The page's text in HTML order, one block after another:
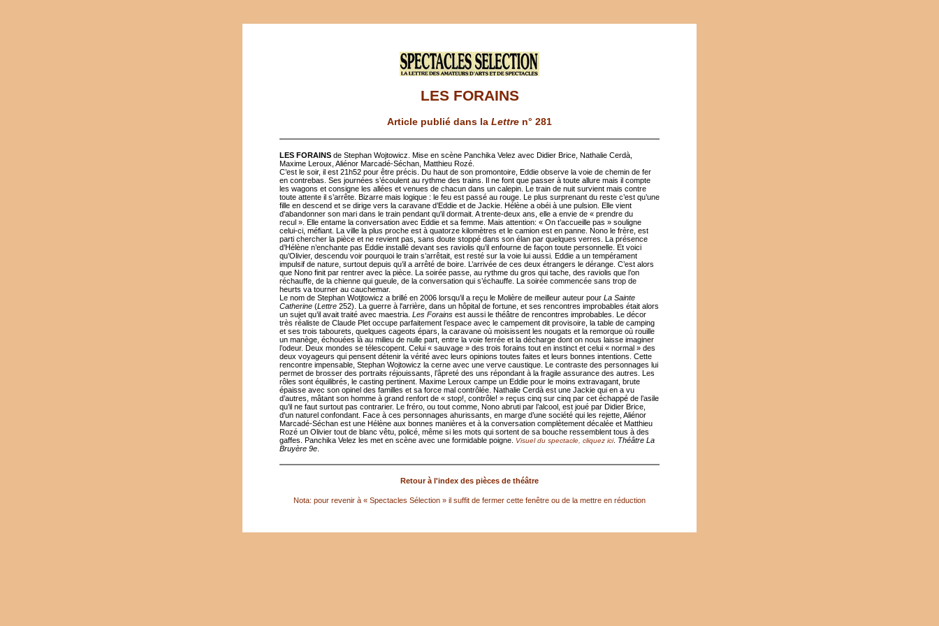
LES FORAINS
Article publié dans la Lettre n° 281
LES FORAINS de Stephan Wojtowicz. Mise en scène Panchika Velez avec Didier Brice, Nathalie Cerdà,
Maxime Leroux, Aliénor Marcadé-Séchan, Matthieu Rozé.
C’est le soir, il est 21h52 pour être précis. Du haut de son promontoire, Eddie observe la voie de chemin de fer
en contrebas. Ses journées s’écoulent au rythme des trains. Il ne font que passer à toute allure mais il compte
les wagons et consigne les allées et venues de chacun dans un calepin. Le train de nuit survient mais contre
toute attente il s’arrête. Bizarre mais logique : le feu est passé au rouge. Le plus surprenant du reste c’est qu’une
fille en descend et se dirige vers la caravane d’Eddie et de Jackie. Hélène a obéi à une pulsion. Elle vient
d'abandonner son mari dans le train pendant qu'il dormait. A trente-deux ans, elle a envie de « prendre du
recul ». Elle entame la conversation avec Eddie et sa femme. Mais attention: « On t’accueille pas » souligne
celui-ci, méfiant. La ville la plus proche est à quatorze kilomètres et le camion est en panne. Nono le frère, est
parti chercher la pièce et ne revient pas, sans doute stoppé dans son élan par quelques verres. La présence
d’Hélène n’enchante pas Eddie installé devant ses raviolis qu’il enfourne de façon toute personnelle. Et voici
qu’Olivier, descendu voir pourquoi le train s’arrêtait, est resté sur la voie lui aussi. Eddie a un tempérament
impulsif de nature, surtout depuis qu’il a arrêté de boire. L’arrivée de ces deux étrangers le dérange. C’est alors
que Nono finit par rentrer avec la pièce. La soirée passe, au rythme du gros qui tache, des raviolis que l’on
réchauffe, de la chienne qui gueule, de la conversation qui s’échauffe. La soirée commencée sans trop de
heurts va tourner au cauchemar.
Le nom de Stephan Wotjtowicz a brillé en 2006 lorsqu’il a reçu le Molière de meilleur auteur pour La Sainte
Catherine (Lettre 252). La guerre à l'arrière, dans un hôpital de fortune, et ses rencontres improbables était alors
un sujet qu’il avait traité avec maestria. Les Forains est aussi le théâtre de rencontres improbables. Le décor
très réaliste de Claude Plet occupe parfaitement l’espace avec le campement dit provisoire, la table de camping
et ses trois tabourets, quelques cageots épars, la caravane où moisissent les nougats et la remorque où rouille
un manège, échouées là au milieu de nulle part, entre la voie ferrée et la décharge dont on nous laisse imaginer
l’odeur. Deux mondes se télescopent. Celui « sauvage » des trois forains tout en instinct et celui « normal » des
deux voyageurs qui pensent détenir la vérité avec leurs opinions toutes faites et leurs bonnes intentions. Cette
rencontre impensable, Stephan Wojtowicz la cerne avec une verve caustique. Le contraste des personnages lui
permet de brosser des portraits réjouissants, l’âpreté des uns répondant à la fragile assurance des autres. Les
rôles sont équilibrés, le casting pertinent. Maxime Leroux campe un Eddie pour le moins extravagant, brute
épaisse avec son opinel des familles et sa force mal contrôlée. Nathalie Cerdà est une Jackie qui en a vu
d’autres, mâtant son homme à grand renfort de « stop!, contrôle! » reçus cinq sur cinq par cet échappé de l’asile
qu’il ne faut surtout pas contrarier. Le fréro, ou tout comme, Nono abruti par l’alcool, est joué par Didier Brice,
d'un naturel confondant. Face à ces personnages ahurissants, en marge d’une société qui les rejette, Aliénor
Marcadé-Séchan est une Hélène aux bonnes manières et à la conversation complètement décalée et Matthieu
Rozé un Olivier tout de blanc vêtu, policé, même si les mots qui sortent de sa bouche ressemblent tous à des
gaffes. Panchika Velez les met en scène avec une formidable poigne.
Visuel du spectacle, cliquez ici. Théâtre La
Bruyère 9e
Retour à l'index des pièces de théâtre
Nota: pour revenir à « Spectacles Sélection » il suffit de fermer cette fenêtre ou de la mettre en réduction